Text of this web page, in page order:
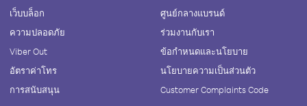
เว็บบล็อก
ความปลอดภัย
Viber Out
อัตราค่าโทร
การสนับสนุน
ศูนย์กลางแบรนด์
ร่วมงานกับเรา
ข้อกำหนดและนโยบาย
นโยบายความเป็นส่วนตัว
Customer Complaints Code